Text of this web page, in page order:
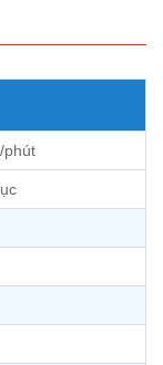
phút